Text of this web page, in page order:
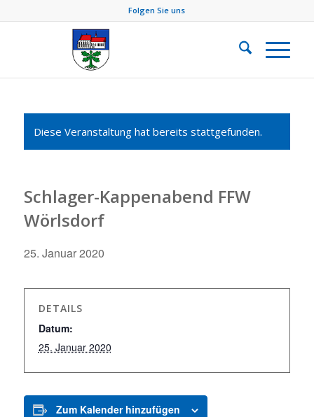
Folgen Sie uns
Diese Veranstaltung hat bereits stattgefunden.
Schlager-Kappenabend FFW
Wörlsdorf
25. Januar 2020
DETAILS
Datum:
25. Januar 2020
Zum Kalender hinzufügen